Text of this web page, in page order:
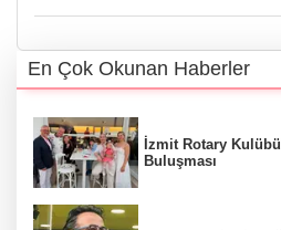
En Çok Okunan Haberler
İzmit Rotary
Buluşması